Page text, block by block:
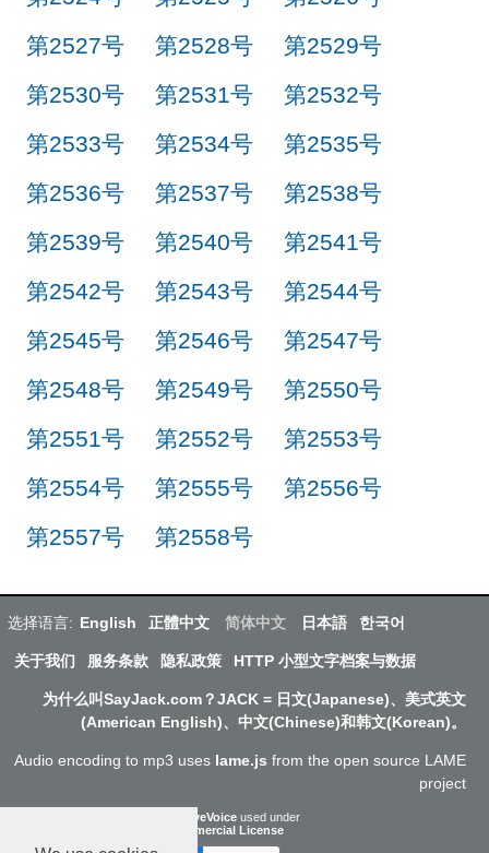
第2527号
第2528号
第2529号
第2530号
第2531号
第2532号
第2533号
第2534号
第2535号
第2536号
第2537号
第2538号
第2539号
第2540号
第2541号
第2542号
第2543号
第2544号
第2545号
第2546号
第2547号
第2548号
第2549号
第2550号
第2551号
第2552号
第2553号
第2554号
第2555号
第2556号
第2557号
第2558号
选择语言: English 正體中文 简体中文 日本語 한국어
关于我们 服务条款 隐私政策 HTTP 小型文字档案与数据
为什么叫SayJack.com？JACK = 日文(Japanese)、美式英文
(American English)、中文(Chinese)和韩文(Korean)。
Audio encoding to mp3 uses lame.js from the open source LAME
project
ResponsiveVoice used under
Non-Commercial License